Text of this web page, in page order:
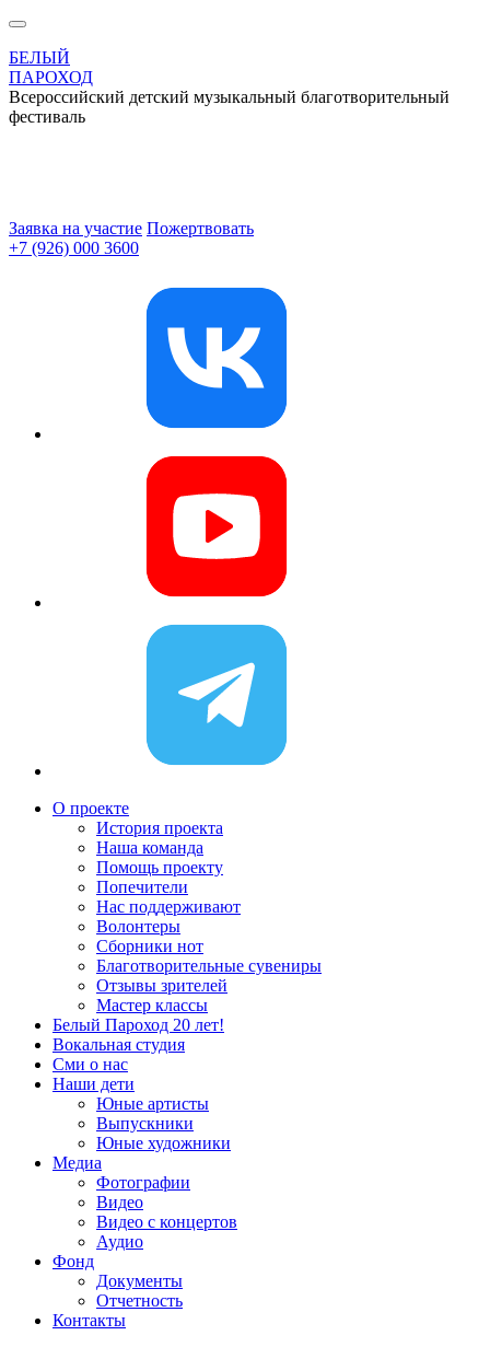
БЕЛЫЙ
ПАРОХОД
Всероссийский детский музыкальный благотворительный
фестиваль
Заявка на участие Пожертвовать
+7 (926) 000 3600
О проекте
История проекта
Наша команда
Помощь проекту
Попечители
Нас поддерживают
Волонтеры
Сборники нот
Благотворительные сувениры
Отзывы зрителей
Мастер классы
Белый Пароход 20 лет!
Вокальная студия
Сми о нас
Наши дети
Юные артисты
Выпускники
Юные художники
Медиа
Фотографии
Видео
Видео с концертов
Аудио
Фонд
Документы
Отчетность
Контакты